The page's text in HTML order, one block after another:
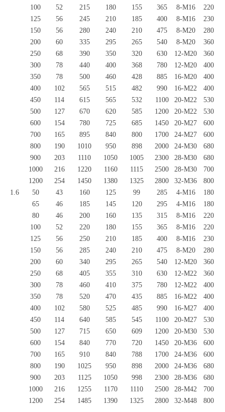
100
52 215 180 155 365 8-M16
220
125
56 245 210 185 400 8-M16
230
150
56 280 240 210 475 8-M20
280
200
60 335 295 265 540 8-M20
360
250
68 390 350 320 630 12-M20
360
300
78 440 400 368 780 12-M20
400
350
78 500 460 428 885 16-M20
400
400
102 565 515 482 990 16-M22
400
450
114 615 565 532 1100 20-M22
530
500
127 670 620 585 1200 20-M22
530
600
154 780 725 685 1450 20-M27
600
700
165 895 840 800 1700 24-M27
600
800
190 1010 950 898 2000 24-M30
680
900
203 1110 1050 1005 2300 28-M30
680
1000
216 1220 1160 1115 2500 28-M30
700
1200
254 1450 1380 1325 2800 32-M36
800
1.6
50 43 160 125 99 285 4-M16
180
65
46 185 145 120 295 4-M16
180
80
46 200 160 135 315 8-M16
220
100
52 220 180 155 365 8-M16
220
125
56 250 210 185 400 8-M16
230
150
56 285 240 210 475 8-M20
280
200
60 340 295 265 540 12-M20
360
250
68 405 355 310 630 12-M22
360
300
78 460 410 375 780 12-M22
400
350
78 520 470 435 885 16-M22
400
400
102 580 525 485 990 16-M27
400
450
114 640 585 545 1100 20-M27
530
500
127 715 650 609 1200 20-M30
530
600
154 840 770 720 1450 20-M36
600
700
165 910 840 788 1700 24-M36
600
800
190 1025 950 898 2000 24-M36
680
900
203 1125 1050 998 2300 28-M36
680
1000
216 1255 1170 1110 2500 28-M42
700
1200
254 1485 1390 1325 2800 32-M48 800